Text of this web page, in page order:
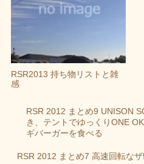
RSR2013 持ち物リストと雑
感
RSR 2012 まとめ9 UNISON
き、テントでゆっくりONE
ギバーガーを食べる
RSR 2012 まとめ7 高速回転な